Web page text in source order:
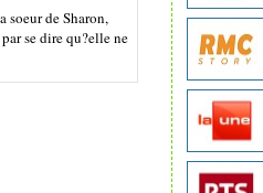
soeur de Sharon,
se dire qu?elle ne